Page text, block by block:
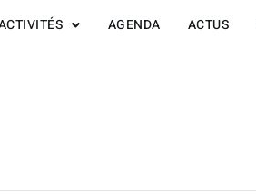
AGENDA ACTUS